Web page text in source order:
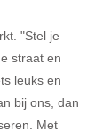
"Stel je
straat en
leuks en
bij ons, dan
Met